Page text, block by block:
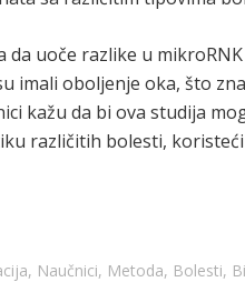
uoče razlike u
oboljenje oka, što
kažu da bi ova studija
različitih bolesti, koristeći
, Naučnici, Metoda, Bolesti,